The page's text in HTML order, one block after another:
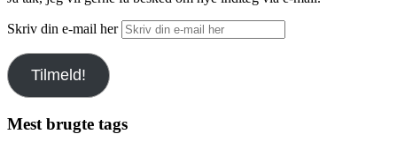
Skriv din e-mail her
Tilmeld!
Mest brugte tags